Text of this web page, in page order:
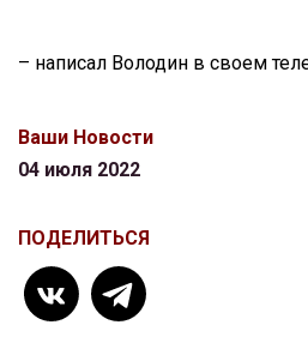
– написал Володин в своем
Ваши Новости
04 июля 2022
ПОДЕЛИТЬСЯ